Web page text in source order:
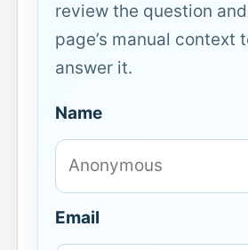
review the question
page’s manual context
answer it.
Name
Email